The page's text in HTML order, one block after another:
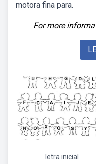
motora fina para.
For more
letra inicial